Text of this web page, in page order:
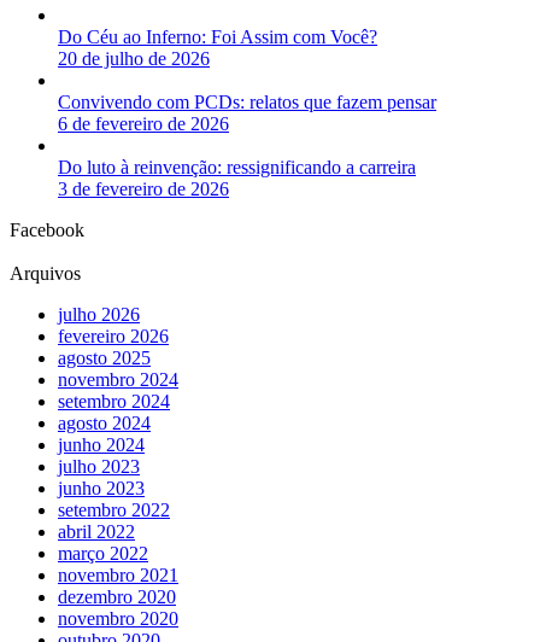
Do Céu ao Inferno: Foi Assim com Você?
20 de julho de 2026
Convivendo com PCDs: relatos que fazem pensar
6 de fevereiro de 2026
Do luto à reinvenção: ressignificando a carreira
3 de fevereiro de 2026
Facebook
Arquivos
julho 2026
fevereiro 2026
agosto 2025
novembro 2024
setembro 2024
agosto 2024
junho 2024
julho 2023
junho 2023
setembro 2022
abril 2022
março 2022
novembro 2021
dezembro 2020
novembro 2020